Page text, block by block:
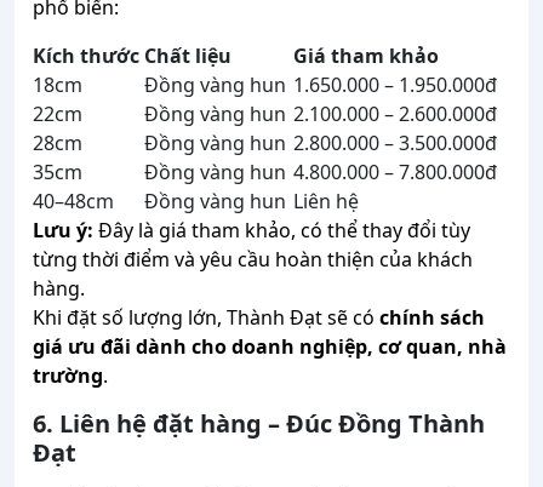
phổ biến:
Kích thước Chất liệu
Giá tham khảo
18cm
Đồng vàng hun 1.650.000 – 1.950.000đ
22cm
Đồng vàng hun 2.100.000 – 2.600.000đ
28cm
Đồng vàng hun 2.800.000 – 3.500.000đ
35cm
Đồng vàng hun 4.800.000 – 7.800.000đ
40–48cm
Đồng vàng hun Liên hệ
Lưu ý: Đây là giá tham khảo, có thể thay đổi tùy
từng thời điểm và yêu cầu hoàn thiện của khách
hàng.
Khi đặt số lượng lớn, Thành Đạt sẽ có chính sách
giá ưu đãi dành cho doanh nghiệp, cơ quan, nhà
trường.
6. Liên hệ đặt hàng – Đúc Đồng Thành
Đạt